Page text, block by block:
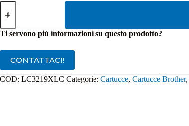
Cartuccia
Originale
LC3219XLC
Ciano
Ti servono più informazioni su questo prodotto?
CONTATTACI!
COD: LC3219XLC Categorie: Cartucce, Cartucce Brother,